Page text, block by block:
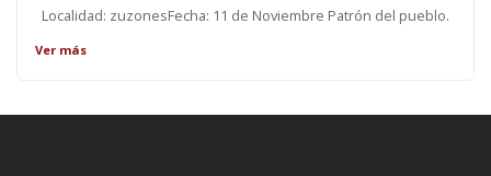
Localidad: zuzonesFecha: 11 de Noviembre Patrón del pueblo.
Ver más